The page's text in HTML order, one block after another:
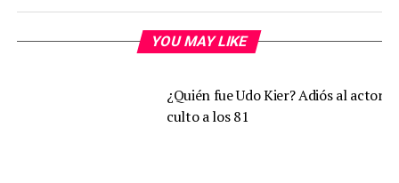
YOU MAY LIKE
¿Quién fue Udo Kier? Adiós al actor
culto a los 81